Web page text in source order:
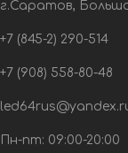
г.Саратов,
+7 (845-2) 290-514
+7 (908) 558-80-48
Пн-пт: 09:00-20:00